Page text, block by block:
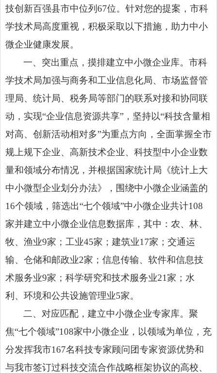
技创新百强县市中位列67位。针对您的提案，市科
学技术局高度重视，积极采取以下措施，助力中小
微企业健康发展。
一、突出重点，摸排建立中小微企业库。市科
学技术局加强与商务和工业信息化局、市场监督管
理局、统计局、税务局等部门的联系对接和协同联
动，实现“企业信息资源共享”，坚持以“科技含量相
对高、创新活动相对多”为重点方向，全面掌握全市
规上规下企业、高新技术企业、科技型中小企业数
量和领域分布情况，并根据国家统计局《统计上大
中小微型企业划分办法》，围绕中小微企业涵盖的
16个领域，筛选出“七个领域”中小微企业共计108
家并建立中小微企业信息数据库，其中：农、林、
牧、渔业9家；工业45家；建筑业17家；交通运
输、仓储和邮政业2家；信息传输、软件和信息技
术服务业9家；科学研究和技术服务业21家；水
利、环境和公共设施管理业5家。
二、对应匹配，建立中小微企业专家库。聚
焦“七个领域”108家中小微企业，以领域为单位，充
分发挥我市167名科技专家顾问团专家资源优势和
与我市签订过科技交流合作战略框架协议的高校、